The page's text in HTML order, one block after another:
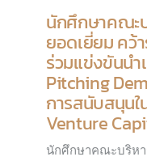
นักศึกษาคณะ
ยอดเยี่ยม คว้
ร่วมแข่งขันนำ
Pitching
การสนับสนุน
Venture
นักศึกษาคณะบริหา